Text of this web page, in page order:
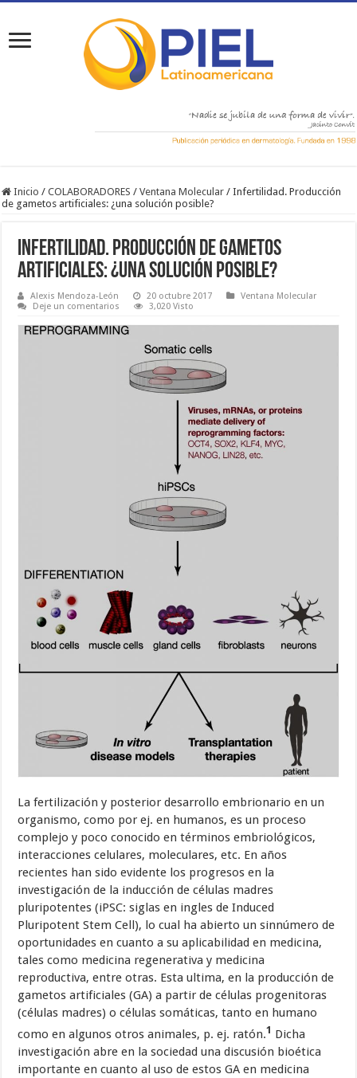
Inicio / COLABORADORES / Ventana Molecular / Infertilidad. Producción
de gametos artificiales: ¿una solución posible?
Infertilidad. Producción de gametos
artificiales: ¿una solución posible?
Alexis Mendoza-León 20 octubre 2017
Ventana Molecular
Deje un comentarios
3,020 Visto
La fertilización y posterior desarrollo embrionario en un
organismo, como por ej. en humanos, es un proceso
complejo y poco conocido en términos embriológicos,
interacciones celulares, moleculares, etc. En años
recientes han sido evidente los progresos en la
investigación de la inducción de células madres
pluripotentes (iPSC: siglas en ingles de Induced
Pluripotent Stem Cell), lo cual ha abierto un sinnúmero de
oportunidades en cuanto a su aplicabilidad en medicina,
tales como medicina regenerativa y medicina
reproductiva, entre otras. Esta ultima, en la producción de
gametos artificiales (GA) a partir de células progenitoras
(células madres) o células somáticas, tanto en humano
como en algunos otros animales, p. ej. ratón.1 Dicha
investigación abre en la sociedad una discusión bioética
importante en cuanto al uso de estos GA en medicina